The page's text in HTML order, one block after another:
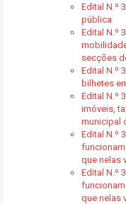
Edital N.º
pública
Edital N.º
secções
Edital N.º
bilhetes
Edital N.º
imóveis,
municipal
Edital N.º
que nelas
Edital N.º
que nelas